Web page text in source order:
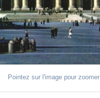
Pointez sur l'image pour zoomer